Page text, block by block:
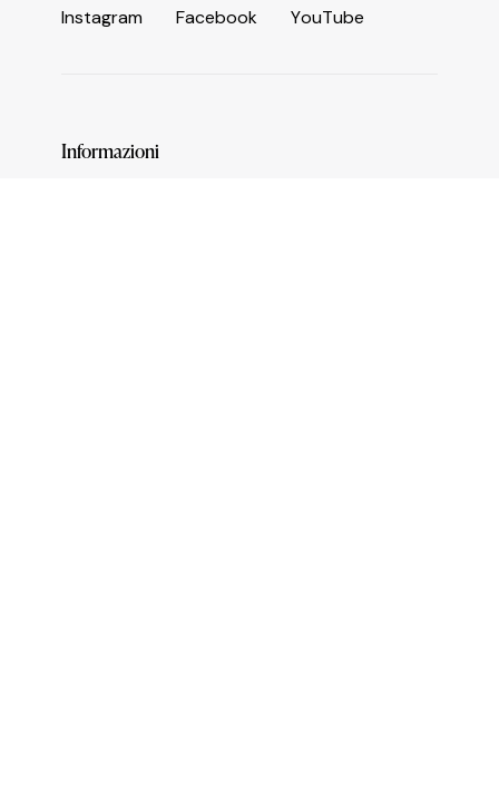
Instagram Facebook YouTube
Informazioni